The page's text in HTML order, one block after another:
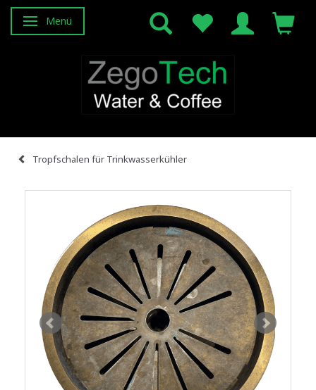
Anzeige ändern
Menü
Tropfschalen für Trinkwasserkühler